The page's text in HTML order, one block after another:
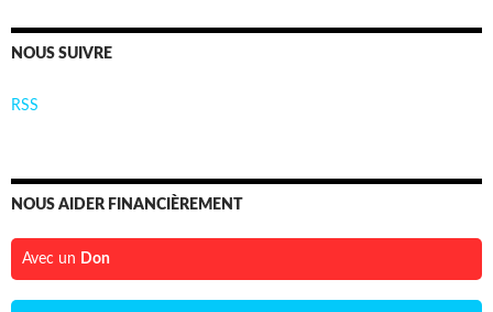
NOUS SUIVRE
RSS
NOUS AIDER FINANCIÈREMENT
Avec un Don